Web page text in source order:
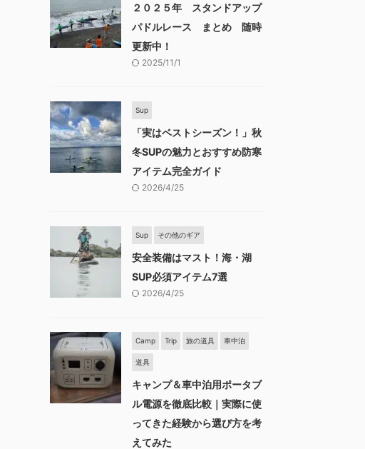
２０２５年 スタンドアップ
パドルレース まとめ 随時
更新中！
2025/11/1
Sup
「実はベストシーズン！」秋
冬SUPの魅力とおすすめ防寒
アイテム完全ガイド
2026/4/25
Sup その他のギア
安全装備はマスト！海・湖
SUP必須アイテム7選
2026/4/25
Camp Trip 旅の道具 車中泊
道具
キャンプ＆車中泊用ポータブ
ル電源を徹底比較｜実際に使
ってきた経験から選び方を考
えてみた